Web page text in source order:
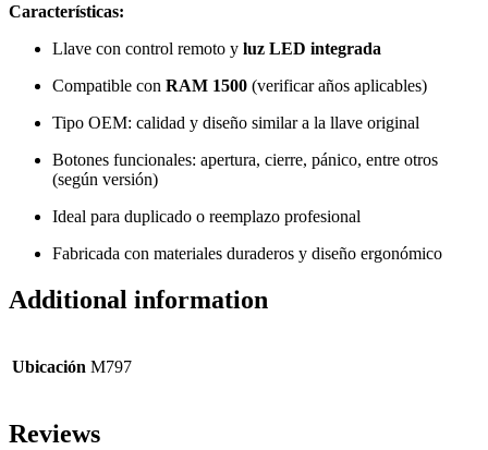
Características:
Llave con control remoto y luz LED integrada
Compatible con RAM 1500 (verificar años aplicables)
Tipo OEM: calidad y diseño similar a la llave original
Botones funcionales: apertura, cierre, pánico, entre otros
(según versión)
Ideal para duplicado o reemplazo profesional
Fabricada con materiales duraderos y diseño ergonómico
Additional information
Ubicación M797
Reviews